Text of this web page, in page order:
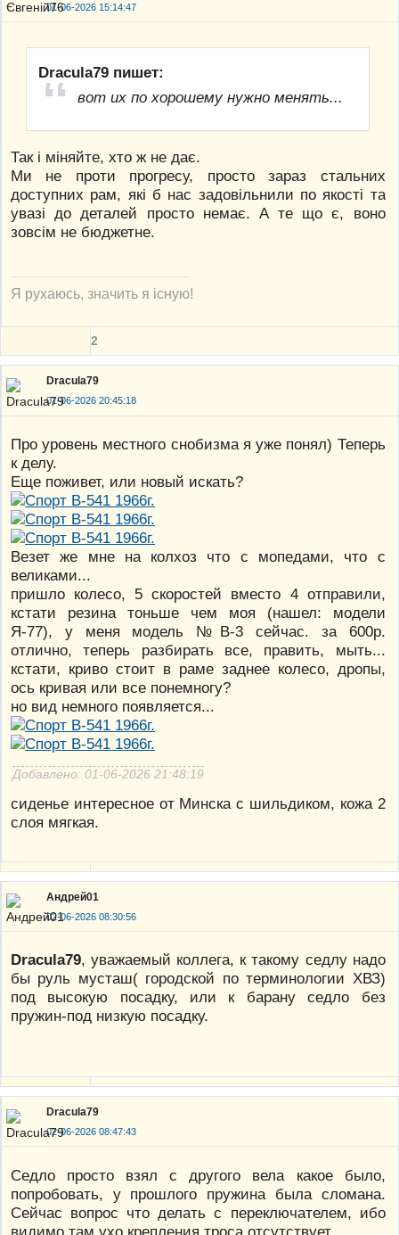
01-06-2026 15:14:47
Dracula79 пишет:
вот их по хорошему нужно менять...
Так і міняйте, хто ж не дає.
Ми не проти прогресу, просто зараз стальних
доступних рам, які б нас задовільнили по якості та
увазі до деталей просто немає. А те що є, воно
зовсім не бюджетне.
Я рухаюсь, значить я існую!
2
Dracula79
01-06-2026 20:45:18
Про уровень местного снобизма я уже понял) Теперь
к делу.
Еще поживет, или новый искать?
Везет же мне на колхоз что с мопедами, что с
великами...
пришло колесо, 5 скоростей вместо 4 отправили,
кстати резина тоньше чем моя (нашел: модели
Я-77), у меня модель №В-3 сейчас. за 600р.
отлично, теперь разбирать все, править, мыть...
кстати, криво стоит в раме заднее колесо, дропы,
ось кривая или все понемногу?
но вид немного появляется...
Добавлено: 01-06-2026 21:48:19
сиденье интересное от Минска с шильдиком, кожа 2
слоя мягкая.
Андрей01
02-06-2026 08:30:56
Dracula79, уважаемый коллега, к такому седлу надо
бы руль мусташ( городской по терминологии ХВЗ)
под высокую посадку, или к барану седло без
пружин-под низкую посадку.
Dracula79
02-06-2026 08:47:43
Седло просто взял с другого вела какое было,
попробовать, у прошлого пружина была сломана.
Сейчас вопрос что делать с переключателем, ибо
видимо там ухо крепления троса отсутствует.